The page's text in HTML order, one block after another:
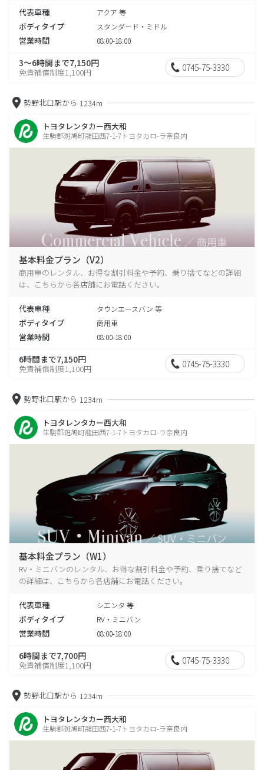
代表車種 アクア 等
ボディタイプ スタンダード・ミドル
営業時間 08:00-18:00
3～6時間まで7,150円
免責補償制度1,100円 0745-75-3330
勢野北口駅から 1234m
トヨタレンタカー西大和
生駒郡斑鳩町龍田西7-1-7トヨタカロ-ラ奈良内
基本料金プラン（V2）
商用車のレンタル、お得な割引料金や予約、乗り捨てなどの詳細
は、こちらから各店舗にお電話ください。
代表車種 タウンエースバン 等
ボディタイプ 商用車
営業時間 08:00-18:00
6時間まで7,150円
免責補償制度1,100円 0745-75-3330
勢野北口駅から 1234m
トヨタレンタカー西大和
生駒郡斑鳩町龍田西7-1-7トヨタカロ-ラ奈良内
基本料金プラン（W1）
RV・ミニバンのレンタル、お得な割引料金や予約、乗り捨てなど
の詳細は、こちらから各店舗にお電話ください。
代表車種 シエンタ 等
ボディタイプ RV・ミニバン
営業時間 08:00-18:00
6時間まで7,700円
免責補償制度1,100円 0745-75-3330
勢野北口駅から 1234m
トヨタレンタカー西大和
生駒郡斑鳩町龍田西7-1-7トヨタカロ-ラ奈良内